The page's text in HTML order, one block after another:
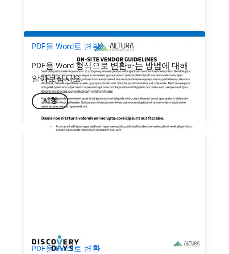
PDF을 Word로 변환
PDF을 Word 형식으로 변환하는 방법에 대해
알아보십시오.
시청
PDF을 Excel로 변환